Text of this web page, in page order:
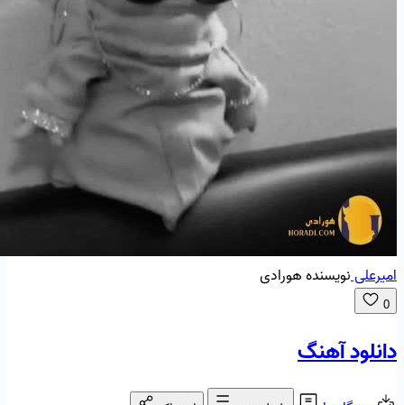
امیرعلینویسنده هورادی
0
دانلود آهنگ